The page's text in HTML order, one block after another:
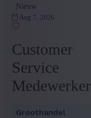
Nieuw
Aug 7, 2026
Customer
Service
Medewerker
Groothandel